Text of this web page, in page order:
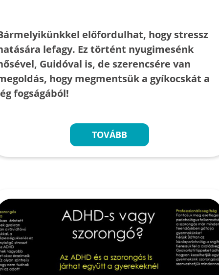
előfordulhat, hogy stressz
lefagy. Ez történt nyugimesénk
Guidóval is, de szerencsére van
hogy megmentsük a gyíkocskát a
fogságából!
TOVÁBB